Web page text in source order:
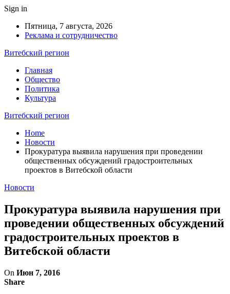
Sign in
Пятница, 7 августа, 2026
Реклама и сотрудничество
Витебский регион
Главная
Общество
Политика
Культура
Витебский регион
Home
Новости
Прокуратура выявила нарушения при проведении
общественных обсуждений градостроительных
проектов в Витебской области
Новости
Прокуратура выявила нарушения при
проведении общественных обсуждений
градостроительных проектов в
Витебской области
On Июн 7, 2016
Share